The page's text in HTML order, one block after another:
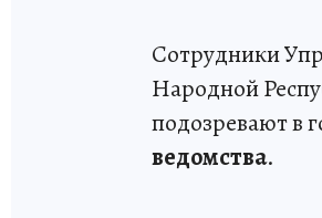
Сотрудники
Народной
подозревают в
ведомства.